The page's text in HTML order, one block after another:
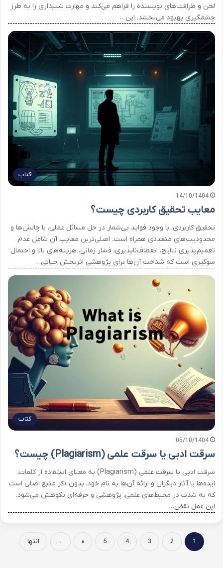
لحن و ظرافت‌های نویسنده را فراهم می‌کند و مهارت شنیداری را به طرز
چشمگیری بهبود می‌بخشد. این…
کتاب
14/10/1404
معایب تحقیق کاربردی چیست؟
تحقیق کاربردی، با وجود فواید بی‌شمار در حل مسائل عملی، با چالش‌ها و
محدودیت‌های متعددی همراه است. اصلی‌ترین معایب آن شامل عدم
تعمیم‌پذیری نتایج، انعطاف‌ناپذیری، فشار زمانی، هزینه‌های بالا و احتمال
سوگیری است که شناخت آن‌ها برای پژوهشی اثربخش حیاتی…
کتاب
05/10/1404
سرقت ادبی یا سرقت علمی (Plagiarism) چیست؟
سرقت ادبی یا سرقت علمی (Plagiarism) به معنای استفاده از کلمات،
ایده‌ها یا آثار دیگران و ارائه آن‌ها به نام خود، بدون ذکر منبع اصلی است
که به شدت در محیط‌های علمی، پژوهشی و حرفه‌ای نکوهش می‌شود.
این عمل نقض…
1
2
3
4
5
»
... انتها